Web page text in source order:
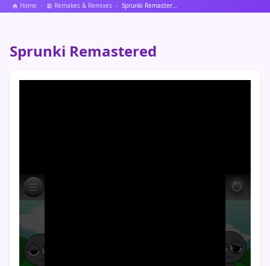
Home Remakes & Remixes Sprunki Remastered
Sprunki Remastered